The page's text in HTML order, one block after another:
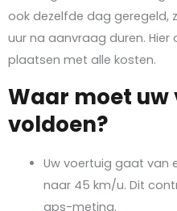
ook dezelfde dag geregeld,
uur na aanvraag duren. Hier
plaatsen met alle kosten.
Waar moet
voldoen?
Uw voertuig gaat van
naar 45 km/u. Dit
gps-meting.